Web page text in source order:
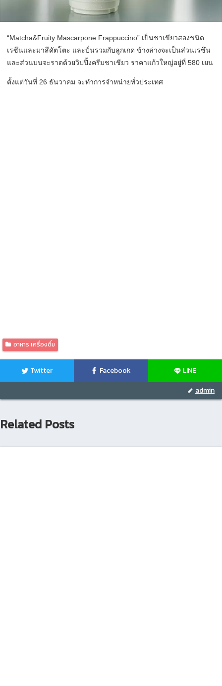
“Matcha&Fruity Mascarpone Frappuccino” เป็นชาเขียวสองชนิด
เรซึนและมาสึคัตโตะ และปั่นรวมกับลูกเกด ข้างล่างจะเป็นส่วนเรซึน
และส่วนบนจะราดด้วยวิปปิ้งครีมชาเชียว ราคาแก้วใหญ่อยู่ที่ 580 เยน
ตั้งแต่วันที่ 26 ธันวาคม จะทำการจำหน่ายทั่วประเทศ
อาหาร เครื่องดื่ม
Twitter Facebook
LINE
admin
Related Posts